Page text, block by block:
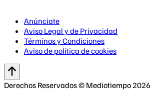
Anúnciate
Aviso Legal y de Privacidad
Términos y Condiciones
Aviso de política de cookies
Derechos Reservados © Mediotiempo 2026